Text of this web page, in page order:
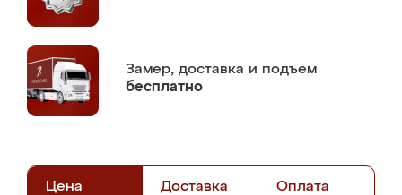
Замер, доставка и подъем
бесплатно
Цена Доставка Оплата